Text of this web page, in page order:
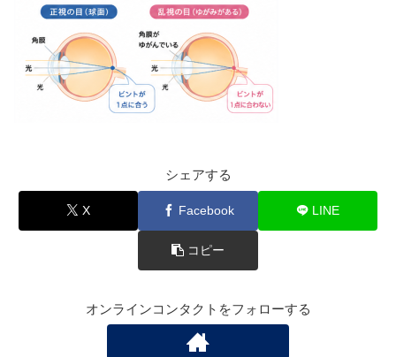
シェアする
X Facebook LINE
コピー
オンラインコンタクトをフォローする